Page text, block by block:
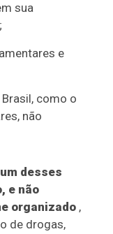
sua
e
como o
não
desses
e não
organizado ,
de drogas,